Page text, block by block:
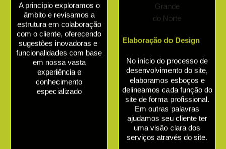
A princípio exploramos o
âmbito e revisamos a
estrutura em colaboração
com o cliente, oferecendo
sugestões inovadoras e
funcionalidades com base
em nossa vasta
experiência e
conhecimento
especializado
Elaboração do Design
No início do processo de
desenvolvimento do site,
elaboramos esboços e
delineamos cada função do
site de forma profissional.
Em outras palavras
ajudamos seu cliente ter
uma visão clara dos
serviços através do site.